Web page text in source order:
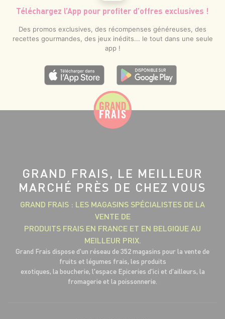
Téléchargez l’App pour profiter d’offres exclusives !
Des promos exclusives, des récompenses généreuses, des
recettes gourmandes, des jeux inédits... le tout dans une seule
app !
GRAND FRAIS, LE MEILLEUR
MARCHÉ PRÈS DE CHEZ VOUS
GRAND FRAIS : LES MAGASINS SPÉCIALISTES DE LA
VENTE DE
PRODUITS FRAIS EN FRANCE ET EN BELGIQUE AU
MEILLEUR PRIX.
Grand Frais dispose d'un réseau de 352 magasins pour la vente de
fruits et légumes frais, les produits
exotiques, la boucherie, l'espace Epiceries d'ici et d'ailleurs, la
fromagerie et la poissonnerie.